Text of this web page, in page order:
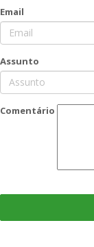
Email
Assunto
Comentário